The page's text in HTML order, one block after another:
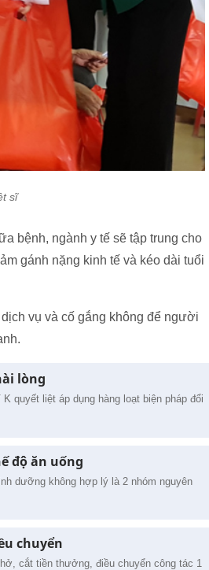
sĩ
bệnh, ngành y tế sẽ tập trung cho
gánh nặng kinh tế và kéo dài tuổi
vụ và cố gắng không để người
lòng
quyết liệt áp dụng hàng loạt biện pháp đổi
độ ăn uống
dưỡng không hợp lý là 2 nhóm nguyên
chuyển
cắt tiền thưởng, điều chuyển công tác 1